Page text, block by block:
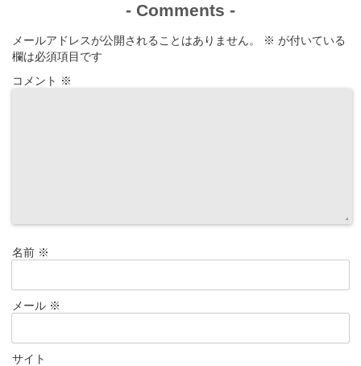
- Comments -
メールアドレスが公開されることはありません。 ※ が付いている
欄は必須項目です
コメント ※
名前 ※
メール ※
サイト